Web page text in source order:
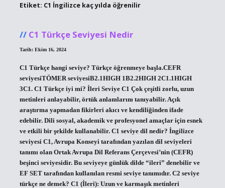
Etiket: C1 İngilizce kaç yılda öğrenilir
C1 Türkçe Seviyesi Nedir
Tarih: Ekim 16, 2024
C1 Türkçe hangi seviye? Türkçe öğrenmeye başla.CEFR
seviyesiTÖMER seviyesiB2.1HIGH 1B2.2HIGH 2C1.1HIGH
3C1. C1 Türkçe iyi mi? İleri Seviye C1 Çok çeşitli zorlu, uzun
metinleri anlayabilir, örtük anlamlarını tanıyabilir. Açık
araştırma yapmadan fikirleri akıcı ve kendiliğinden ifade
edebilir. Dili sosyal, akademik ve profesyonel amaçlar için esnek
ve etkili bir şekilde kullanabilir. C1 seviye dil nedir? İngilizce
seviyesi C1, Avrupa Konseyi tarafından yazılan dil seviyeleri
tanımı olan Ortak Avrupa Dil Referans Çerçevesi’nin (CEFR)
beşinci seviyesidir. Bu seviyeye günlük dilde “ileri” denebilir ve
EF SET tarafından kullanılan resmi seviye tanımıdır. C2 seviye
türkçe ne demek? C1 (İleri): Uzun ve karmaşık metinleri